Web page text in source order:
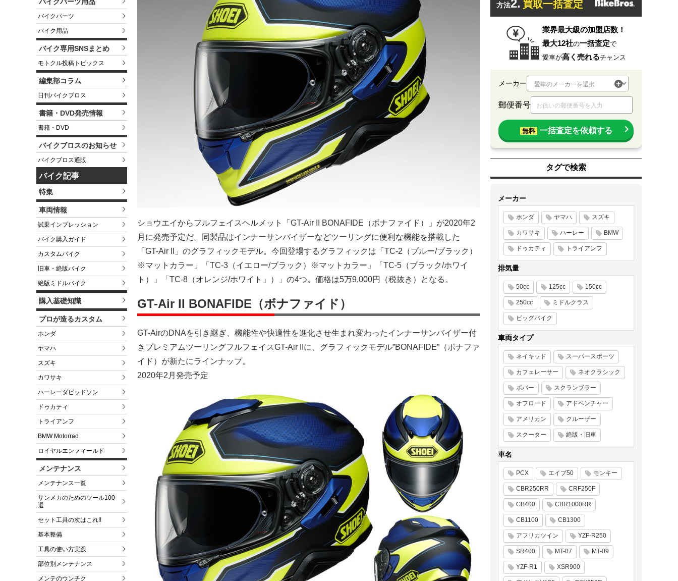
バイクパーツ用品
バイクパーツ
バイク用品
バイク専用SNSまとめ
モトクル投稿トピックス
編集部コラム
日刊バイクブロス
書籍・DVD発売情報
書籍・DVD
バイクブロスのお知らせ
バイクブロス通販
バイク記事
特集
車両情報
試乗インプレッション
バイク購入ガイド
カスタムバイク
旧車・絶版バイク
絶版ミドルバイク
購入基礎知識
プロが造るカスタム
ホンダ
ヤマハ
スズキ
カワサキ
ハーレーダビッドソン
ドゥカティ
トライアンフ
BMW Motorrad
ロイヤルエンフィールド
メンテナンス
メンテナンス一覧
サンメカのためのツール100
選
セット工具の次はこれ!!
基本整備
工具の使い方実践
部位別メンテナンス
メンテのウンチク
ショウエイからフルフェイスヘルメット「GT-Air II BONAFIDE（ボナファイド）」が2020年2
月に発売予定だ。同製品はインナーサンバイザーなどツーリングに便利な機能を搭載した
「GT-Air II」のグラフィックモデル。今回登場するグラフィックは「TC-2（ブルー/ブラック）
※マットカラー」「TC-3（イエロー/ブラック）※マットカラー」「TC-5（ブラック/ホワイ
ト）」「TC-8（オレンジ/ホワイト」）」の4つ。価格は5万9,000円（税抜き）となる。
GT-Air II BONAFIDE（ボナファイド）
GT-AirのDNAを引き継ぎ、機能性や快適性を進化させ生まれ変わったインナーサンバイザー付
きプレミアムツーリングフルフェイスGT-Air IIに、グラフィックモデル”BONAFIDE”（ボナファ
イド）が新たにラインナップ。
2020年2月発売予定
方法2. 買取一括査定
業界最大級の加盟店数！
最大12社の一括査定で
愛車が高く売れるチャンス
メーカー
郵便番号
無料 一括査定を依頼する
タグで検索
メーカー
ホンダ ヤマハ スズキ
カワサキ ハーレー BMW
ドゥカティ トライアンフ
排気量
50cc 125cc 150cc
250cc ミドルクラス
ビッグバイク
車両タイプ
ネイキッド スーパースポーツ
カフェレーサー ネオクラシック
ボバー スクランブラー
オフロード アドベンチャー
アメリカン クルーザー
スクーター 絶版・旧車
車名
PCX エイプ50 モンキー
CBR250RR CRF250F
CB400 CBR1000RR
CB1100 CB1300
アフリカツイン YZF-R250
SR400 MT-07 MT-09
YZF-R1 XSR900